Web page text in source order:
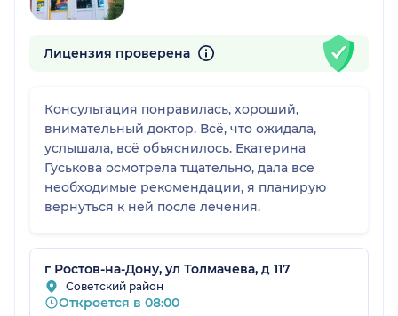
Лицензия проверена
Консультация понравилась, хороший,
внимательный доктор. Всё, что ожидала,
услышала, всё объяснилось. Екатерина
Гуськова осмотрела тщательно, дала все
необходимые рекомендации, я планирую
вернуться к ней после лечения.
г Ростов-на-Дону, ул Толмачева, д 117
Советский район
Откроется в 08:00